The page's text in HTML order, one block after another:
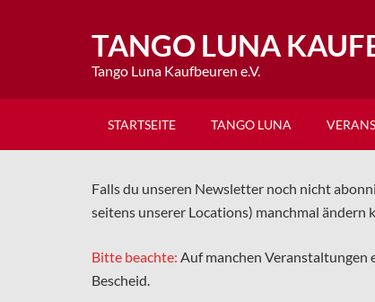
TANGO LUNA
Tango Luna Kaufbeuren e.V.
STARTSEITE TANGO LUNA
Falls du unseren Newsletter noch nicht
seitens unserer Locations) manchmal ändern
Bitte beachte: Auf manchen Veranstaltungen
Bescheid.